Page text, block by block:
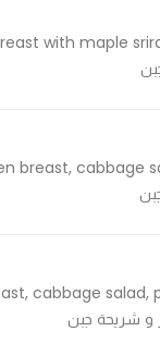
و شريحة جبن